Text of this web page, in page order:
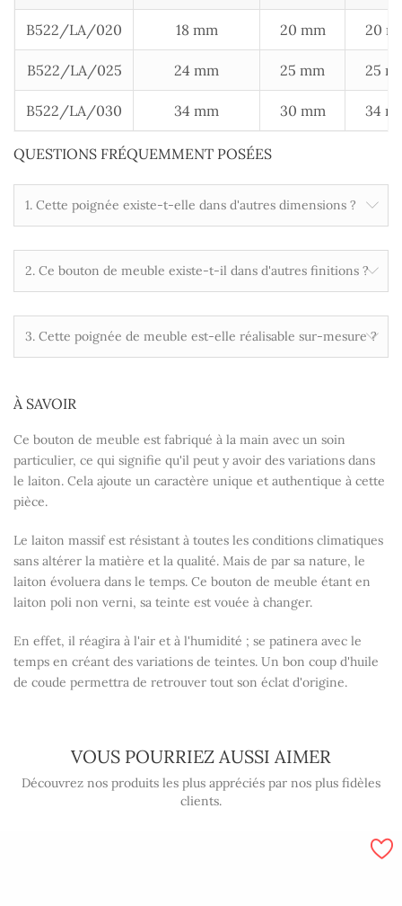
B522/LA/020 18 mm 20 mm 20
B522/LA/025 24 mm 25 mm 25
B522/LA/030 34 mm 30 mm 34
QUESTIONS FRÉQUEMMENT POSÉES
1. Cette poignée existe-t-elle dans d'autres dimensions ?
2. Ce bouton de meuble existe-t-il dans d'autres finitions ?
3. Cette poignée de meuble est-elle réalisable sur-mesure ?
À SAVOIR
Ce bouton de meuble est fabriqué à la main avec un soin
particulier, ce qui signifie qu'il peut y avoir des variations dans
le laiton. Cela ajoute un caractère unique et authentique à cette
pièce.
Le laiton massif est résistant à toutes les conditions climatiques
sans altérer la matière et la qualité. Mais de par sa nature, le
laiton évoluera dans le temps. Ce bouton de meuble étant en
laiton poli non verni, sa teinte est vouée à changer.
En effet, il réagira à l'air et à l'humidité ; se patinera avec le
temps en créant des variations de teintes. Un bon coup d'huile
de coude permettra de retrouver tout son éclat d'origine.
VOUS POURRIEZ AUSSI AIMER
Découvrez nos produits les plus appréciés par nos plus fidèles
clients.